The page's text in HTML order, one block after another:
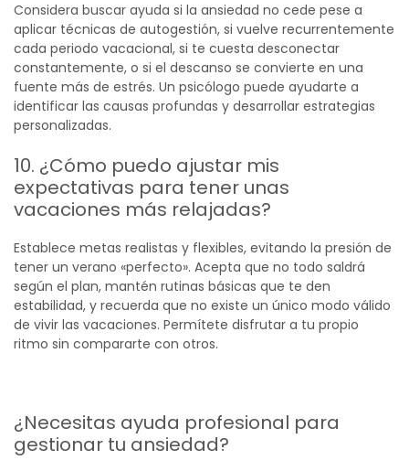
Considera buscar ayuda si la ansiedad no cede pese a
aplicar técnicas de autogestión, si vuelve recurrentemente
cada periodo vacacional, si te cuesta desconectar
constantemente, o si el descanso se convierte en una
fuente más de estrés. Un psicólogo puede ayudarte a
identificar las causas profundas y desarrollar estrategias
personalizadas.
10. ¿Cómo puedo ajustar mis
expectativas para tener unas
vacaciones más relajadas?
Establece metas realistas y flexibles, evitando la presión de
tener un verano «perfecto». Acepta que no todo saldrá
según el plan, mantén rutinas básicas que te den
estabilidad, y recuerda que no existe un único modo válido
de vivir las vacaciones. Permítete disfrutar a tu propio
ritmo sin compararte con otros.
¿Necesitas ayuda profesional para
gestionar tu ansiedad?